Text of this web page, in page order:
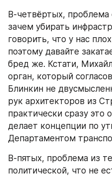
В-четвёртых,
зачем убирать
говорить, что у нас
поэтому давайте
бред же. Кстати,
орган, который
Блинкин не
рук архитекторов из
практически сразу это
делает концепции по
Департаментом
В-пятых, проблема из
политической, что не